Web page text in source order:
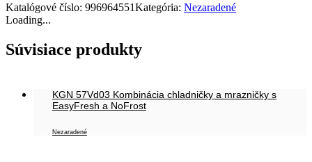
Katalógové číslo: 996964551Kategória: Nezaradené
Loading...
Súvisiace produkty
KGN 57Vd03 Kombinácia chladničky a mrazničky s
EasyFresh a NoFrost
Nezaradené